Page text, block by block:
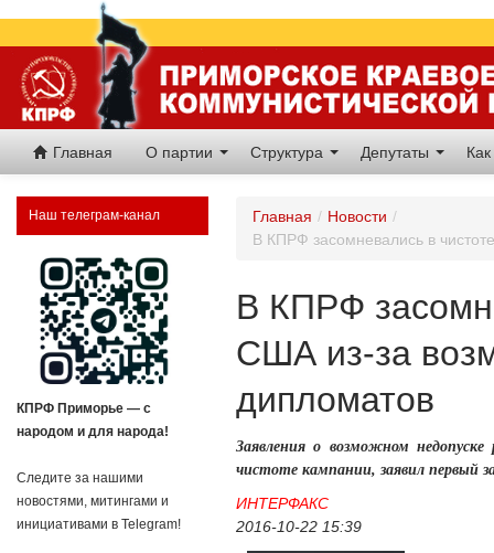
Главная О партии Структура Депутаты
Наш телеграм-канал
КПРФ Приморье — с
народом и для народа!
Следите за нашими
новостями, митингами и
инициативами в Telegram!
Главная / Новости /
В КПРФ засомневались в
В КПРФ
США из-за
дипломатов
Заявления о возможном
чистоте кампании, заявил первый
ИНТЕРФАКС
2016-10-22 15:39